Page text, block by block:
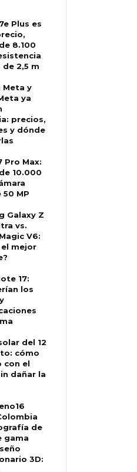
Plus es
8.100
de 2,5 m
Meta y
ya
precios,
y dónde
Pro Max:
10.000
50 MP
Galaxy Z
vs.
V6:
el mejor
17:
los
del 12
cómo
con el
dañar la
de
gama
3D: